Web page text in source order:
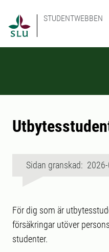
STUDENTWEBBEN
Sidan granskad:
För dig som är
försäkringar utöver
studenter.